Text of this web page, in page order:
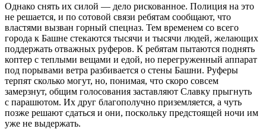
Однако снять их силой — дело рискованное. Полиция на это
не решается, и по сотовой связи ребятам сообщают, что
властями вызван горный спецназ. Тем временем со всего
города к Башне стекаются тысячи и тысячи людей, желающих
поддержать отважных руферов. К ребятам пытаются поднять
коптер с теплыми вещами и едой, но перегруженный аппарат
под порывами ветра разбивается о стены Башни. Руферы
терпят сколько могут, но, понимая, что скоро совсем
замерзнут, общим голосования заставляют Славку прыгнуть
с парашютом. Их друг благополучно приземляется, а чуть
позже решают сдаться и они, поскольку предстоящей ночи им
уже не выдержать.